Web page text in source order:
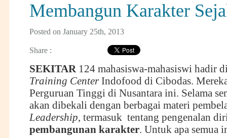
Membangun Karakter
Posted on January 25th, 2013
Share :
SEKITAR124 mahasiswa-mahasiswi hadir
Training CenterIndofood di Cibodas.
Perguruan Tinggi di Nusantara ini. Selama
akan dibekali dengan berbagai materi
Leadership, termasuk tentang pengenalan
pembangunan karakter. Untuk apa semua